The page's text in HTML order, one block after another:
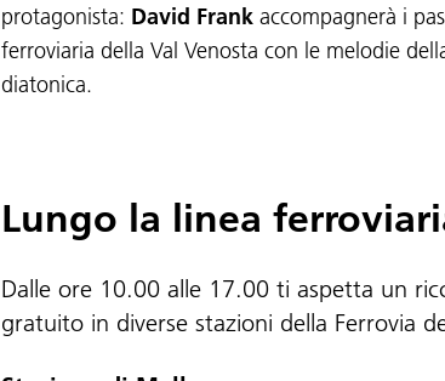
protagonista: David Frank accompagnerà i
ferroviaria della Val Venosta con le melodie
diatonica.
Lungo la linea
Dalle ore 10.00 alle 17.00 ti aspetta un
gratuito in diverse stazioni della Ferrovia